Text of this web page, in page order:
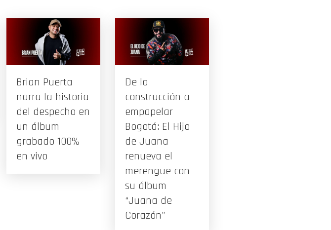
Brian Puerta
narra la historia
del despecho en
un álbum
grabado 100%
en vivo
De la
construcción a
empapelar
Bogotá: El Hijo
de Juana
renueva el
merengue con
su álbum
“Juana de
Corazón”